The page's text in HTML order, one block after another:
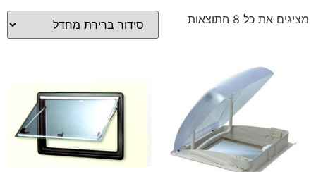
מציגים את כל ⁦8⁩ התוצאות